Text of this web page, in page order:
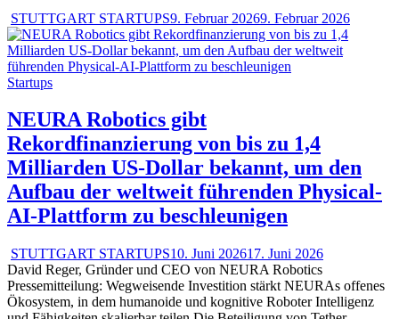
STUTTGART STARTUPS9. Februar 20269. Februar 2026
Startups
NEURA Robotics gibt
Rekordfinanzierung von bis zu 1,4
Milliarden US-Dollar bekannt, um den
Aufbau der weltweit führenden Physical-
AI-Plattform zu beschleunigen
STUTTGART STARTUPS10. Juni 202617. Juni 2026
David Reger, Gründer und CEO von NEURA Robotics
Pressemitteilung: Wegweisende Investition stärkt NEURAs offenes
Ökosystem, in dem humanoide und kognitive Roboter Intelligenz